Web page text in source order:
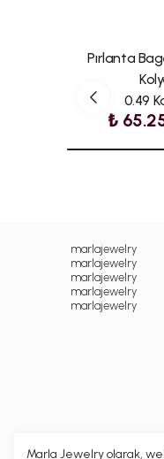
Marla Jewelry olarak,
Pırlanta
0.49
₺
marlajewelry
marlajewelry
marlajewelry
marlajewelry
marlajewelry